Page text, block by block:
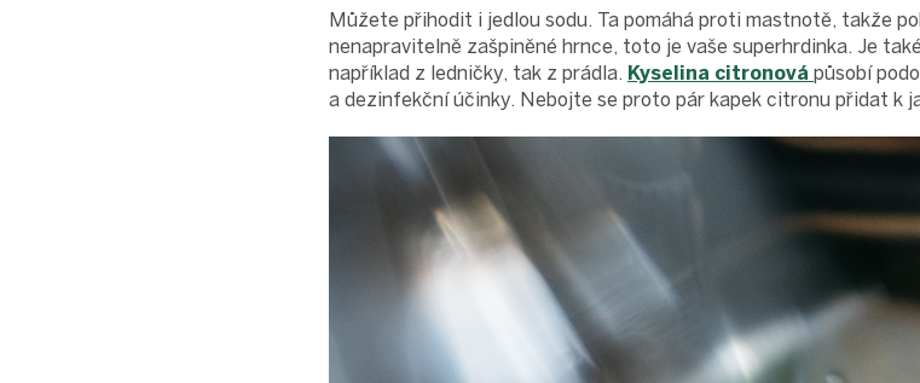
Můžete přihodit i jedlou sodu. Ta pomáhá proti mastnotě, takže
nenapravitelně zašpiněné hrnce, toto je vaše superhrdinka. Je
například z ledničky, tak z prádla. Kyselina citronová působí
a dezinfekční účinky. Nebojte se proto pár kapek citronu přidat k